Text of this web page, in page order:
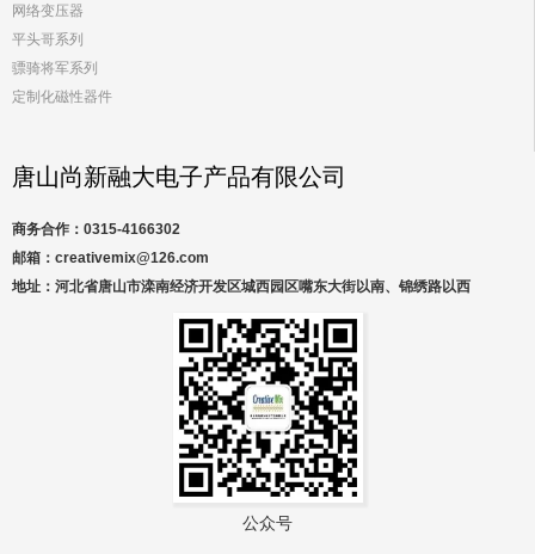
网络变压器
平头哥系列
骠骑将军系列
定制化磁性器件
唐山尚新融大电子产品有限公司
商务合作：0315-4166302
邮箱：creativemix@126.com
地址：河北省唐山市滦南经济开发区城西园区嘴东大街以南、锦绣路以西
公众号